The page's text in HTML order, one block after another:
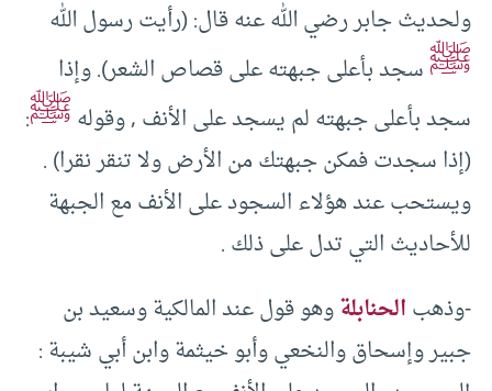
ولحديث جابر رضي الله عنه قال: (رأيت رسول الله
ﷺسجد بأعلى جبهته على قصاص الشعر). وإذا
سجد بأعلى جبهته لم يسجد على الأنف , وقولهﷺ:
(إذا سجدت فمكن جبهتك من الأرض ولا تنقر نقرا) .
ويستحب عند هؤلاء السجود على الأنف مع الجبهة
للأحاديث التي تدل على ذلك .
-وذهبالحنابلةوهو قول عند المالكية وسعيد بن
جبير وإسحاق والنخعي وأبو خيثمة وابن أبي شيبة :